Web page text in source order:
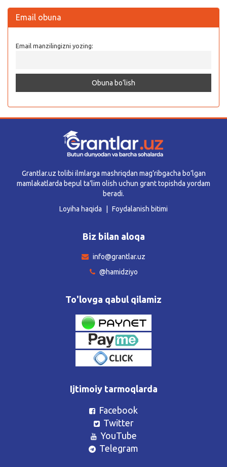
Email obuna
Email manzilingizni yozing:
Grantlar.uz tolibi ilmlarga mashriqdan mag’ribgacha bo’lgan
mamlakatlarda bepul ta’lim olish uchun grant topishda yordam
beradi.
Loyiha haqida
Foydalanish bitimi
Biz bilan aloqa
info@grantlar.uz
@hamidziyo
To'lovga qabul qilamiz
Ijtimoiy tarmoqlarda
Facebook
Twitter
YouTube
Telegram